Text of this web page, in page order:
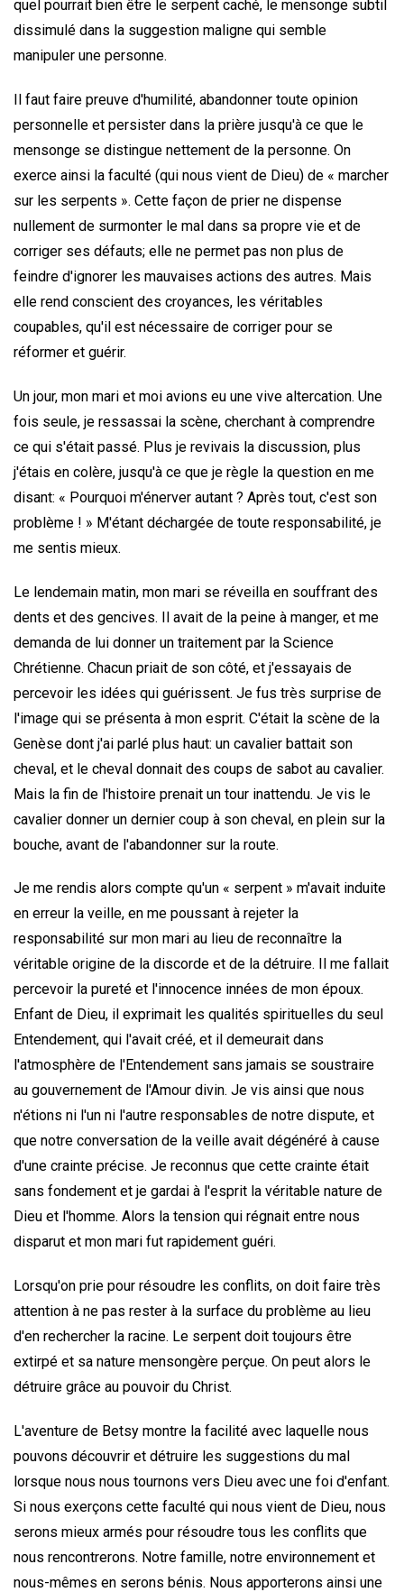
quel pourrait bien être le serpent caché, le mensonge subtil
dissimulé dans la suggestion maligne qui semble
manipuler une personne.
Il faut faire preuve d'humilité, abandonner toute opinion
personnelle et persister dans la prière jusqu'à ce que le
mensonge se distingue nettement de la personne. On
exerce ainsi la faculté (qui nous vient de Dieu) de « marcher
sur les serpents ». Cette façon de prier ne dispense
nullement de surmonter le mal dans sa propre vie et de
corriger ses défauts; elle ne permet pas non plus de
feindre d'ignorer les mauvaises actions des autres. Mais
elle rend conscient des croyances, les véritables
coupables, qu'il est nécessaire de corriger pour se
réformer et guérir.
Un jour, mon mari et moi avions eu une vive altercation. Une
fois seule, je ressassai la scène, cherchant à comprendre
ce qui s'était passé. Plus je revivais la discussion, plus
j'étais en colère, jusqu'à ce que je règle la question en me
disant: « Pourquoi m'énerver autant ? Après tout, c'est son
problème ! » M'étant déchargée de toute responsabilité, je
me sentis mieux.
Le lendemain matin, mon mari se réveilla en souffrant des
dents et des gencives. Il avait de la peine à manger, et me
demanda de lui donner un traitement par la Science
Chrétienne. Chacun priait de son côté, et j'essayais de
percevoir les idées qui guérissent. Je fus très surprise de
l'image qui se présenta à mon esprit. C'était la scène de la
Genèse dont j'ai parlé plus haut: un cavalier battait son
cheval, et le cheval donnait des coups de sabot au cavalier.
Mais la fin de l'histoire prenait un tour inattendu. Je vis le
cavalier donner un dernier coup à son cheval, en plein sur la
bouche, avant de l'abandonner sur la route.
Je me rendis alors compte qu'un « serpent » m'avait induite
en erreur la veille, en me poussant à rejeter la
responsabilité sur mon mari au lieu de reconnaître la
véritable origine de la discorde et de la détruire. Il me fallait
percevoir la pureté et l'innocence innées de mon époux.
Enfant de Dieu, il exprimait les qualités spirituelles du seul
Entendement, qui l'avait créé, et il demeurait dans
l'atmosphère de l'Entendement sans jamais se soustraire
au gouvernement de l'Amour divin. Je vis ainsi que nous
n'étions ni l'un ni l'autre responsables de notre dispute, et
que notre conversation de la veille avait dégénéré à cause
d'une crainte précise. Je reconnus que cette crainte était
sans fondement et je gardai à l'esprit la véritable nature de
Dieu et l'homme. Alors la tension qui régnait entre nous
disparut et mon mari fut rapidement guéri.
Lorsqu'on prie pour résoudre les conflits, on doit faire très
attention à ne pas rester à la surface du problème au lieu
d'en rechercher la racine. Le serpent doit toujours être
extirpé et sa nature mensongère perçue. On peut alors le
détruire grâce au pouvoir du Christ.
L'aventure de Betsy montre la facilité avec laquelle nous
pouvons découvrir et détruire les suggestions du mal
lorsque nous nous tournons vers Dieu avec une foi d'enfant.
Si nous exerçons cette faculté qui nous vient de Dieu, nous
serons mieux armés pour résoudre tous les conflits que
nous rencontrerons. Notre famille, notre environnement et
nous-mêmes en serons bénis. Nous apporterons ainsi une